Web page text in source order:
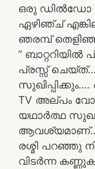
ഒരു ഡിൽഡോ
ഏഴിഞ്ച്
ഞരമ്പ്
” ബാറ്ററിയിൽ
പ്രസ്സ്
സുഖിപ്പിക്കും….
TV അല്പം
യഥാർത്ഥ
ആവശ്യമാണ്…..
രശ്മി പറഞ്ഞു
വിടർന്ന